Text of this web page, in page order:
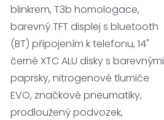
blinkrem, T3b homologace,
barevný TFT displej s bluetooth
(BT) připojením k telefonu, 14"
černé XTC ALU disky s barevnými
paprsky, nitrogenové tlumiče
EVO, značkové pneumatiky,
prodloužený podvozek,